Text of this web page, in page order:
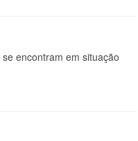
encontram em situação